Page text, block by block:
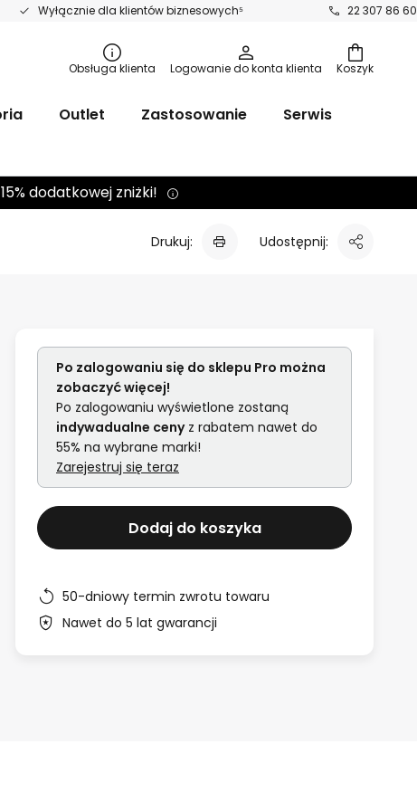
Wyłącznie dla klientów biznesowych⁵ 22 307 86 60
Koszyk
Obsługa klienta Logowanie do konta klienta
Outlet Zastosowanie
Serwis
dodatkowej zniżki!
Drukuj: Udostępnij:
Po zalogowaniu się do sklepu Pro można
zobaczyć więcej!
Po zalogowaniu wyświetlone zostaną
indywadualne cenyz rabatem nawet do
55% na wybrane marki!
Zarejestruj się teraz
Dodaj do koszyka
50-dniowy termin zwrotu towaru
Nawet do 5 lat gwarancji